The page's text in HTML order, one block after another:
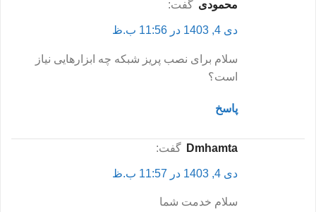
محمودی گفت:
دی 4, 1403 در 11:56 ب.ظ
سلام برای نصب پریز شبکه چه ابزارهایی نیاز
است؟
پاسخ
dmhamta گفت:
دی 4, 1403 در 11:57 ب.ظ
سلام خدمت شما